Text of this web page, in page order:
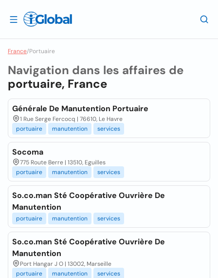
France/Portuaire
Navigation dans les affaires de
portuaire, France
Générale De Manutention Portuaire
1 Rue Serge Fercocq | 76610, Le Havre
portuaire
manutention services
Socoma
775 Route Berre | 13510, Eguilles
portuaire
manutention services
So.co.man Sté Coopérative Ouvrière De
Manutention
portuaire manutention services
So.co.man Sté Coopérative Ouvrière De
Manutention
Port Hangar J O | 13002, Marseille
portuaire
manutention services